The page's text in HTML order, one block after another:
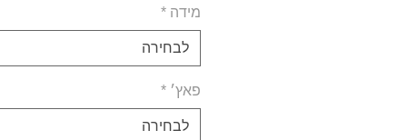
מידה *
לבחירה
פאץ׳ *
לבחירה